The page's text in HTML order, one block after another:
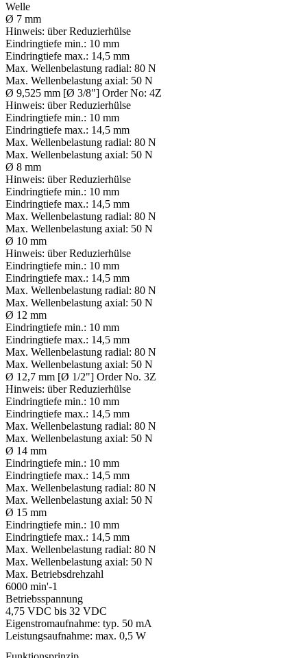
Welle
Ø 7 mm
Hinweis: über Reduzierhülse
Eindringtiefe min.: 10 mm
Eindringtiefe max.: 14,5 mm
Max. Wellenbelastung radial: 80 N
Max. Wellenbelastung axial: 50 N
Ø 9,525 mm [Ø 3/8"] Order No: 4Z
Hinweis: über Reduzierhülse
Eindringtiefe min.: 10 mm
Eindringtiefe max.: 14,5 mm
Max. Wellenbelastung radial: 80 N
Max. Wellenbelastung axial: 50 N
Ø 8 mm
Hinweis: über Reduzierhülse
Eindringtiefe min.: 10 mm
Eindringtiefe max.: 14,5 mm
Max. Wellenbelastung radial: 80 N
Max. Wellenbelastung axial: 50 N
Ø 10 mm
Hinweis: über Reduzierhülse
Eindringtiefe min.: 10 mm
Eindringtiefe max.: 14,5 mm
Max. Wellenbelastung radial: 80 N
Max. Wellenbelastung axial: 50 N
Ø 12 mm
Eindringtiefe min.: 10 mm
Eindringtiefe max.: 14,5 mm
Max. Wellenbelastung radial: 80 N
Max. Wellenbelastung axial: 50 N
Ø 12,7 mm [Ø 1/2"] Order No. 3Z
Hinweis: über Reduzierhülse
Eindringtiefe min.: 10 mm
Eindringtiefe max.: 14,5 mm
Max. Wellenbelastung radial: 80 N
Max. Wellenbelastung axial: 50 N
Ø 14 mm
Eindringtiefe min.: 10 mm
Eindringtiefe max.: 14,5 mm
Max. Wellenbelastung radial: 80 N
Max. Wellenbelastung axial: 50 N
Ø 15 mm
Eindringtiefe min.: 10 mm
Eindringtiefe max.: 14,5 mm
Max. Wellenbelastung radial: 80 N
Max. Wellenbelastung axial: 50 N
Max. Betriebsdrehzahl
6000 min'-1
Betriebsspannung
4,75 VDC bis 32 VDC
Eigenstromaufnahme: typ. 50 mA
Leistungsaufnahme: max. 0,5 W